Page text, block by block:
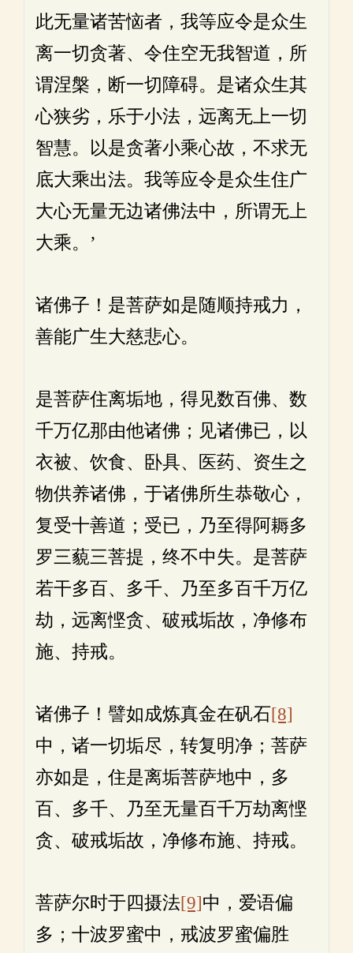
此无量诸苦恼者，我等应令是众生
离一切贪著、令住空无我智道，所
谓涅槃，断一切障碍。是诸众生其
心狭劣，乐于小法，远离无上一切
智慧。以是贪著小乘心故，不求无
底大乘出法。我等应令是众生住广
大心无量无边诸佛法中，所谓无上
大乘。’
诸佛子！是菩萨如是随顺持戒力，
善能广生大慈悲心。
是菩萨住离垢地，得见数百佛、数
千万亿那由他诸佛；见诸佛已，以
衣被、饮食、卧具、医药、资生之
物供养诸佛，于诸佛所生恭敬心，
复受十善道；受已，乃至得阿耨多
罗三藐三菩提，终不中失。是菩萨
若干多百、多千、乃至多百千万亿
劫，远离悭贪、破戒垢故，净修布
施、持戒。
诸佛子！譬如成炼真金在矾石[8]
中，诸一切垢尽，转复明净；菩萨
亦如是，住是离垢菩萨地中，多
百、多千、乃至无量百千万劫离悭
贪、破戒垢故，净修布施、持戒。
菩萨尔时于四摄法[9]中，爱语偏
多；十波罗蜜中，戒波罗蜜偏胜